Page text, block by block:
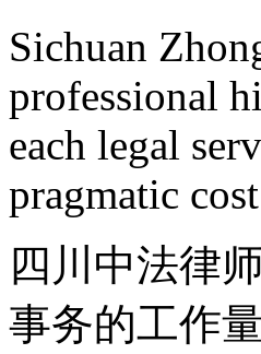
Sichuan
professional
each legal
pragmatic
四川中法律
事务的工作